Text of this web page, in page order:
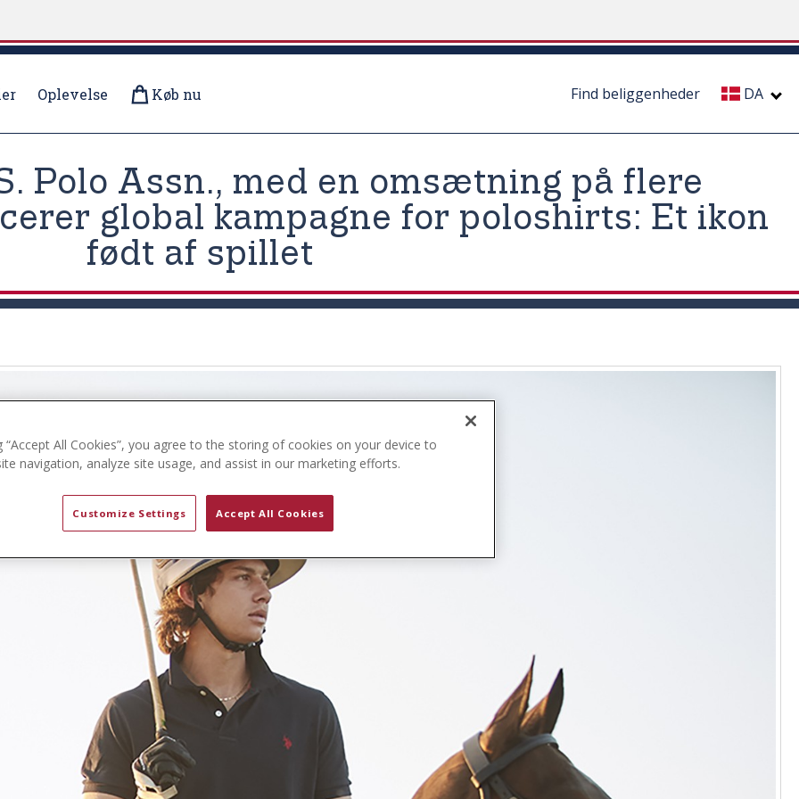
Oplevelse Køb nu Find beliggenheder DA
Polo Assn., med en omsætning på flere
global kampagne for poloshirts: Et ikon
født af spillet
“Accept All Cookies”, you agree to the storing of cookies on your device to
navigation, analyze site usage, and assist in our marketing efforts.
Customize Settings Accept All Cookies